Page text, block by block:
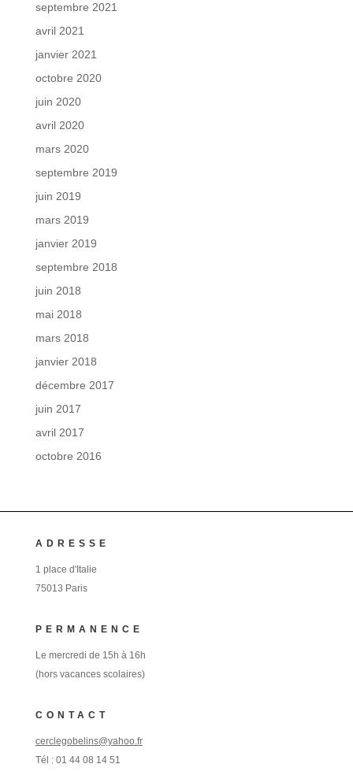
septembre 2021
avril 2021
janvier 2021
octobre 2020
juin 2020
avril 2020
mars 2020
septembre 2019
juin 2019
mars 2019
janvier 2019
septembre 2018
juin 2018
mai 2018
mars 2018
janvier 2018
décembre 2017
juin 2017
avril 2017
octobre 2016
ADRESSE
1 place d'Italie
75013 Paris
PERMANENCE
Le mercredi de 15h à 16h
(hors vacances scolaires)
CONTACT
cerclegobelins@yahoo.fr
Tél : 01 44 08 14 51